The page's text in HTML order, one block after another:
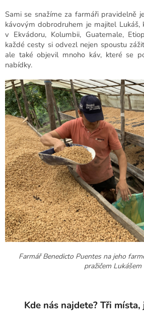
Sami se snažíme za farmáři pravidelně
kávovým dobrodruhem je majitel
v Ekvádoru, Kolumbii, Guatemale,
každé cesty si odvezl nejen spoustu
ale také objevil mnoho káv, které se
nabídky.
Farmář Benedicto Puentes na jeho
pražičem Lukášem
Kde nás najdete? Tři